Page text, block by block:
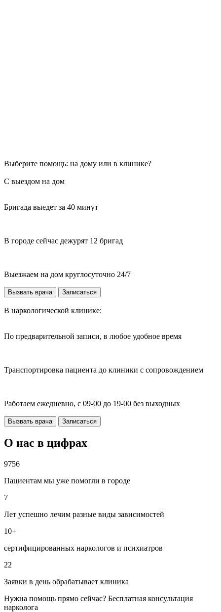
Выберите помощь: на дому или в клинике?
С выездом на дом
Бригада выедет за 40 минут
В городе сейчас дежурят 12 бригад
Выезжаем на дом круглосуточно 24/7
Вызвать врача Записаться
В наркологической клинике:
По предварительной записи, в любое удобное время
Транспортировка пациента до клиники с сопровождением
Работаем ежедневно, с 09-00 до 19-00 без выходных
Вызвать врача Записаться
О нас в цифрах
9756
Пациентам мы уже помогли в городе
7
Лет успешно лечим разные виды зависимостей
10+
сертифицированных наркологов и психиатров
22
Заявки в день обрабатывает клиника
Нужна помощь прямо сейчас? Бесплатная консультация
нарколога